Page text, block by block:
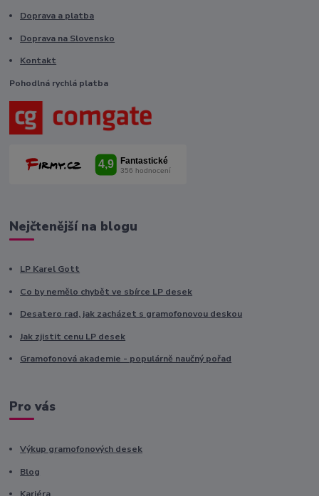
Doprava a platba
Doprava na Slovensko
Kontakt
Pohodlná rychlá platba
Nejčtenější na blogu
LP Karel Gott
Co by nemělo chybět ve sbírce LP desek
Desatero rad, jak zacházet s gramofonovou deskou
Jak zjistit cenu LP desek
Gramofonová akademie - populárně naučný pořad
Pro vás
Výkup gramofonových desek
Blog